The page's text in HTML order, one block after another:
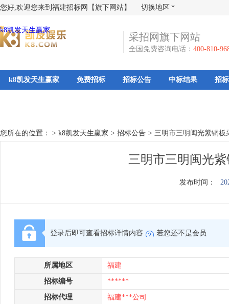
您好,欢迎您来到福建招标网【旗下网站】 切换地区
k8凯发天生赢家
采招网旗下网站
全国免费咨询电话： 400-810-
k8凯发天生赢家 免费招标 招标公告 中标结果 招
您所在的位置： > k8凯发天生赢家 > 招标公告 > 三明市三明闽光紫铜板
三明市三明闽光
发布时间：
登录后即可查看招标详情内容 若您还不是会员
所属地区 福建
招标编号 ******
招标代理 福建***公司